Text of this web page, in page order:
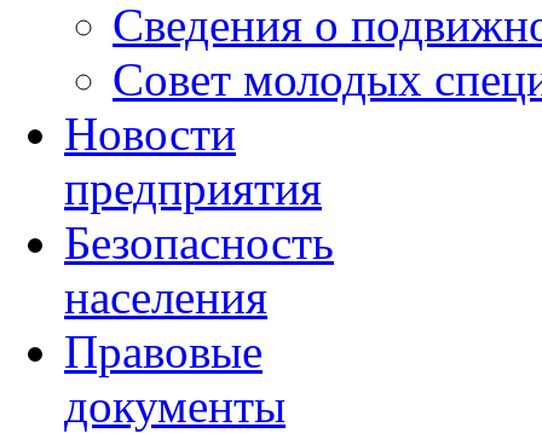
Сведения о
Совет молодых
Новости
предприятия
Безопасность
населения
Правовые
документы